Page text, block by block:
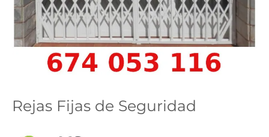
Rejas Fijas de Seguridad